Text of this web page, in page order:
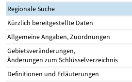
Regionale Suche
Kürzlich bereitgestellte Daten
Allgemeine Angaben, Zuordnungen
Gebietsveränderungen,
Änderungen zum Schlüsselverzeichnis
Definitionen und Erläuterungen